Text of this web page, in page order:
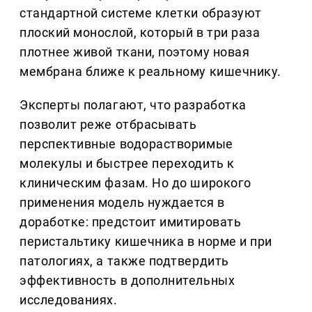
стандартной системе клетки образуют
плоский монослой, который в три раза
плотнее живой ткани, поэтому новая
мембрана ближе к реальному кишечнику.
Эксперты полагают, что разработка
позволит реже отбрасывать
перспективные водорастворимые
молекулы и быстрее переходить к
клиническим фазам. Но до широкого
применения модель нуждается в
доработке: предстоит имитировать
перистальтику кишечника в норме и при
патологиях, а также подтвердить
эффективность в дополнительных
исследованиях.